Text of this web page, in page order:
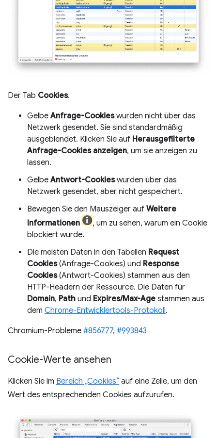
Der Tab Cookies.
GelbeAnfrage-Cookieswurden nicht über das
Netzwerk gesendet. Sie sind standardmäßig
ausgeblendet. Klicken Sie auf Herausgefilterte
Anfrage-Cookies anzeigen, um sie anzeigen zu
lassen.
GelbeAntwort-Cookieswurden über das
Netzwerk gesendet, aber nicht gespeichert.
Bewegen Sie den Mauszeiger auf Weitere
Informationen
, um zu sehen, warum ein Cookie
blockiert wurde.
Die meisten Daten in den Tabellen Request
Cookies(Anfrage-Cookies) und Response
Cookies(Antwort-Cookies) stammen aus den
HTTP-Headern der Ressource. Die Daten für
Domain, Path und Expires/Max-Age stammen aus
dem Chrome-Entwicklertools-Protokoll.
Chromium-Probleme #856777, #993843
Cookie-Werte ansehen
Klicken Sie im Bereich „Cookies“ auf eine Zeile, um den
Wert des entsprechenden Cookies aufzurufen.